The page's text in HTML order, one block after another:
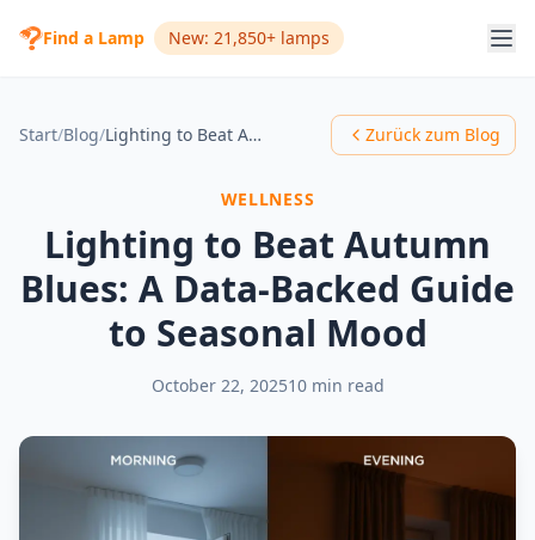
Find a Lamp New: 21,850+ lamps
Start/Blog/ Lighting to Beat Autumn Blues: A Data-Backed Guide to Seasonal Mood Zurück zum Blog
WELLNESS
Lighting to Beat Autumn
Blues: A Data-Backed Guide
to Seasonal Mood
October 22, 202510 min read